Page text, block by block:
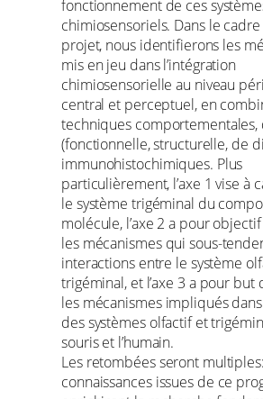
fonctionnement de ces
chimiosensoriels. Dans le
projet, nous identifierons les
mis en jeu dans l’intégration
chimiosensorielle au niveau
central et perceptuel, en
techniques comportementales,
(fonctionnelle, structurelle, de
immunohistochimiques. Plus
particulièrement, l’axe 1 vise à
le système trigéminal du
molécule, l’axe 2 a pour
les mécanismes qui sous-
interactions entre le système
trigéminal, et l’axe 3 a pour but
les mécanismes impliqués
des systèmes olfactif et
souris et l’humain.
Les retombées seront
connaissances issues de ce